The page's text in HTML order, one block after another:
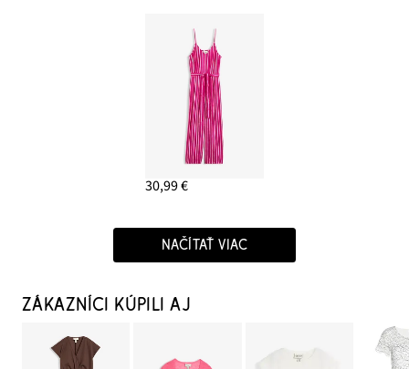
30,99 €
NAČÍTAŤ VIAC
ZÁKAZNÍCI KÚPILI AJ